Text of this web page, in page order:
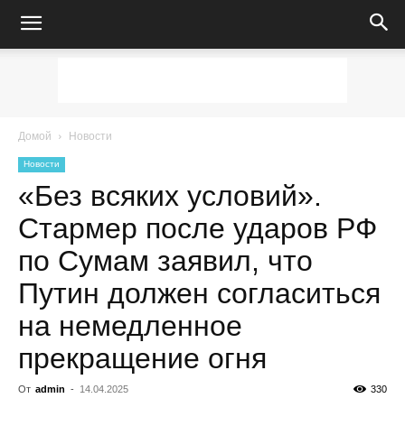
Домой Новости
Новости
«Без всяких условий».
Стармер после ударов РФ
по Сумам заявил, что
Путин должен согласиться
на немедленное
прекращение огня
От admin - 14.04.2025 330